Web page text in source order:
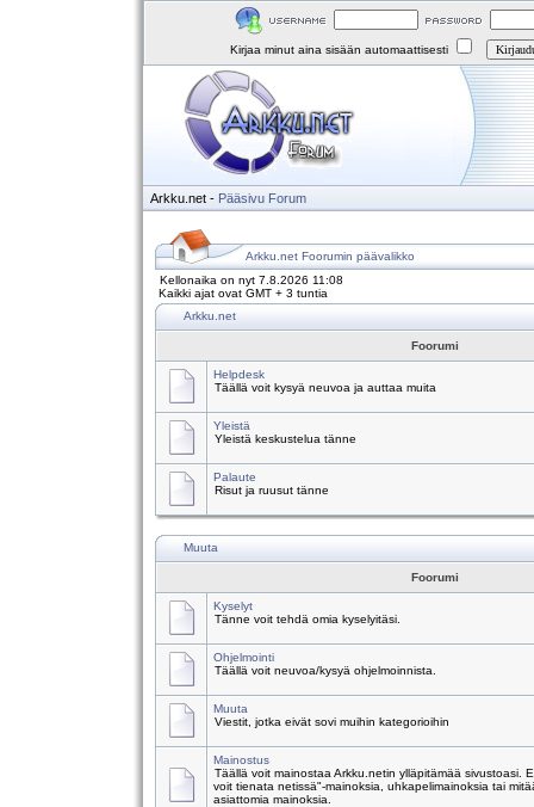
Kirjaa minut aina sisään automaattisesti
Arkku.net - Pääsivu Forum
Arkku.net Foorumin päävalikko
Kellonaika on nyt 7.8.2026 11:08
Kaikki ajat ovat GMT + 3 tuntia
Arkku.net
Foorumi
Helpdesk
Täällä voit kysyä neuvoa ja auttaa muita
Yleistä
Yleistä keskustelua tänne
Palaute
Risut ja ruusut tänne
Muuta
Foorumi
Kyselyt
Tänne voit tehdä omia kyselyitäsi.
Ohjelmointi
Täällä voit neuvoa/kysyä ohjelmoinnista.
Muuta
Viestit, jotka eivät sovi muihin kategorioihin
Mainostus
Täällä voit mainostaa Arkku.netin ylläpitämää sivustoasi.
voit tienata netissä"-mainoksia, uhkapelimainoksia tai
asiattomia mainoksia.